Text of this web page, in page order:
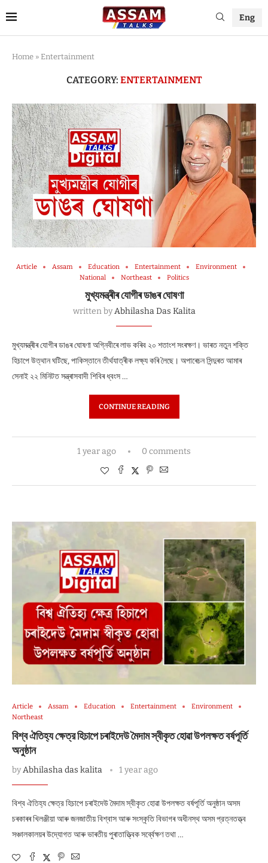
Eng
Home » Entertainment
CATEGORY: ENTERTAINMENT
Article Assam Education Entertainment
Environment
National
Northeast Politics
মুখ্যমন্ত্ৰীৰ যোগীৰ ডাঙৰ ঘোষণা
written byAbhilasha Das Kalita
মুখ্যমন্ত্ৰীৰ যোগীৰ ডাঙৰ ঘোষণা অগ্নিবীৰে লাভ কৰিব ২০ শতাংশ সংৰক্ষণ। ভাৰত নতুন শক্তি
হিচাপে উত্থান ঘটিছে, পাকিস্তানে তীৰ্থযাত্ৰীক লক্ষ্য কৰি লৈছে। অপাৰেচন সিন্দুৰত আমাৰ
সেনাই ২২ মিনিটত সন্ত্ৰাসবাদী শিবিৰ ধ্বংস …
CONTINUE READING
1 year ago 0 comments
Article Assam Education Entertainment
Environment
Northeast
বিশ্ব ঐতিহ্য ক্ষেত্র হিচাপে চৰাইদেউ মৈদাম স্বীকৃত হোৱা উপলক্ষত বর্ষপূর্তি
অনুষ্ঠান
byAbhilasha das kalita 1 year ago
বিশ্ব ঐতিহ্য ক্ষেত্র হিচাপে চৰাইদেউ মৈদাম স্বীকৃত হোৱা উপলক্ষত বর্ষপূর্তি অনুষ্ঠান অসম
চৰকাৰৰ খিলঞ্জীয়া আৰু জনজাতীয় বিশ্বাস আৰু সংস্কৃতি বিভাগৰ অধীনস্থ অসম প্রত্নতত্ত্ব
সঞ্চালকালয়ৰ উদ্যোগত আৰু ভাৰতীয় পুৰাতাত্ত্বিক সৰ্ব্বেক্ষণ তথা …